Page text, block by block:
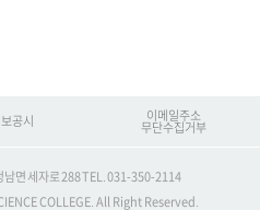
공시
이메일주소
무단수집거부
남면 세자로 288TEL. 031-350-2114
COLLEGE. All Right Reserved.